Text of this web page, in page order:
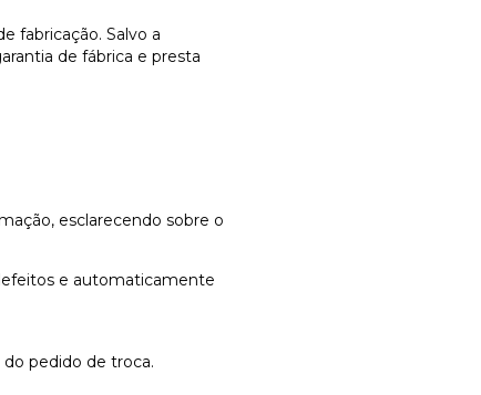
fabricação. Salvo a
de fábrica e presta
esclarecendo sobre o
e automaticamente
pedido de troca.